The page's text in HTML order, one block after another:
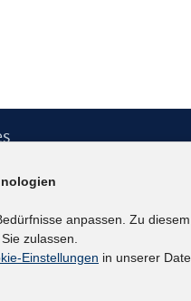
anpassen. Zu
zulassen.
Einstellungen in unserer